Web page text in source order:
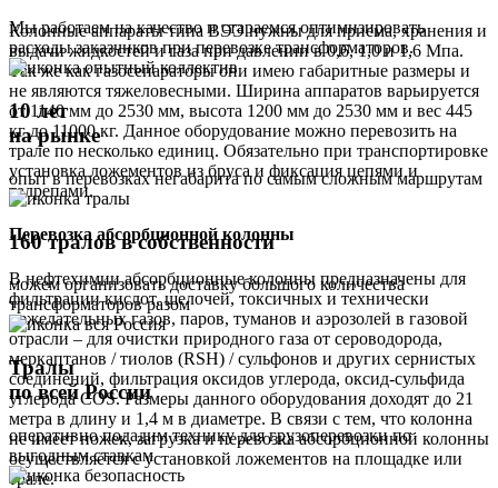
Колонные аппараты типа ВЭЭ нужны для приема, хранения и
выдачи жидкостей и газа при давлении в 0,6, 1,0 и 1,6 Мпа.
Так же как газосепараторы они имею габаритные размеры и
не являются тяжеловесными. Ширина аппаратов варьируется
от 1140 мм до 2530 мм, высота 1200 мм до 2530 мм и вес 445
кг до 11000 кг. Данное оборудование можно перевозить на
трале по несколько единиц. Обязательно при транспортировке
установка ложементов из бруса и фиксация цепями и
талрепами.
Перевозка абсорбционной колонны
В нефтехимии абсорбционные колонны предназначены для
фильтрации кислот, щелочей, токсичных и технически
нежелательных газов, паров, туманов и аэрозолей в газовой
отрасли – для очистки природного газа от сероводорода,
меркаптанов / тиолов (RSH) / сульфонов и других сернистых
соединений, фильтрация оксидов углерода, оксид-сульфида
углерода COS. Размеры данного оборудования доходят до 21
метра в длину и 1,4 м в диаметре. В связи с тем, что колонна
не имеет ножек, загрузка и перевозка абсорбционной колонны
осуществляется с установкой ложементов на площадке или
трале.
Мы работаем на качество и стараемся оптимизировать
расходы заказчиков при перевозке трансформаторов.
10 лет
на рынке
опыт в перевозках негабарита по самым сложным маршрутам
160 тралов в собственности
можем организовать доставку большого количества
трансформаторов разом
Тралы
по всей России
оперативно подадим технику для грузоперевозки по
выгодным ставкам